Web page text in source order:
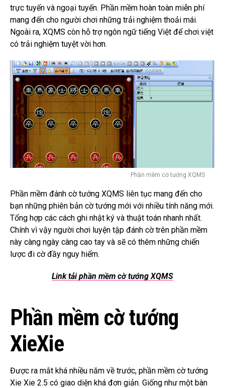
trực tuyến và ngoại tuyến. Phần mềm hoàn toàn miễn phí
mang đến cho người chơi những trải nghiệm thoải mái.
Ngoài ra, XQMS còn hỗ trợ ngôn ngữ tiếng Việt để chơi việt
có trải nghiệm tuyệt vời hơn.
Phần mềm cờ tướng XQMS
Phần mềm đánh cờ tướng XQMS liên tục mang đến cho
bạn những phiên bản cờ tướng mới với nhiều tính năng mới.
Tổng hợp các cách ghi nhật ký và thuật toán nhanh nhất.
Chính vì vậy người chơi luyện tập đánh cờ trên phần mềm
này càng ngày càng cao tay và sẽ có thêm những chiến
lược đi cờ đầy nguy hiểm.
Link tải phần mềm cờ tướng XQMS
Phần mềm cờ tướng
XieXie
Được ra mắt khá nhiều năm về trước, phần mềm cờ tướng
Xie Xie 2.5 có giao diện khá đơn giản. Giống như một bàn